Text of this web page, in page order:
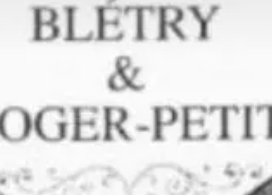
Équipe brevets
Équipe marques
Avocats
Nous rejoindre
TPE / PME / ETI
Porteurs de projets